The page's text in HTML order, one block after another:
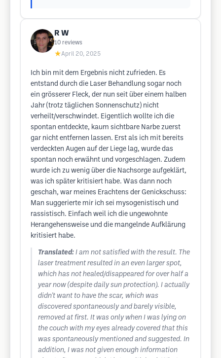
R W
10 reviews
★April 20, 2025
Ich bin mit dem Ergebnis nicht zufrieden. Es
entstand durch die Laser Behandlung sogar noch
ein grösserer Fleck, der nun seit über einem halben
Jahr (trotz täglichen Sonnenschutz) nicht
verheilt/verschwindet. Eigentlich wollte ich die
spontan entdeckte, kaum sichtbare Narbe zuerst
gar nicht entfernen lassen. Erst als ich mit bereits
verdeckten Augen auf der Liege lag, wurde das
spontan noch erwähnt und vorgeschlagen. Zudem
wurde ich zu wenig über die Nachsorge aufgeklärt,
was ich später kritisiert habe. Was dann noch
geschah, war meines Erachtens der Genickschuss:
Man suggerierte mir ich sei mysogenistisch und
rassistisch. Einfach weil ich die ungewohnte
Herangehensweise und die mangelnde Aufklärung
kritisiert habe.
Translated: I am not satisfied with the result. The
laser treatment resulted in an even larger spot,
which has not healed/disappeared for over half a
year now (despite daily sun protection). I actually
didn't want to have the scar, which was
discovered spontaneously and barely visible,
removed at first. It was only when I was lying on
the couch with my eyes already covered that this
was spontaneously mentioned and suggested. In
addition, I was not given enough information